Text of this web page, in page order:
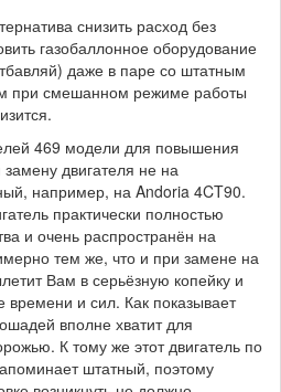
снизить расход без
газобаллонное оборудование
даже в паре со штатным
при смешанном режиме работы
469 модели для повышения
двигателя не на
например, на Andoria 4CT90.
практически полностью
и очень распространён на
тем же, что и при замене на
Вам в серьёзную копейку и
и сил. Как показывает
вполне хватит для
К тому же этот двигатель по
штатный, поэтому